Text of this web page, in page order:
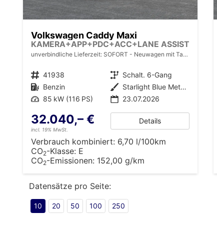
Volkswagen Caddy Maxi
KAMERA+APP+PDC+ACC+LANE ASSIST
unverbindliche Lieferzeit: SOFORT Neuwagen mit Tageszulassung
Fahrzeugnr. 41938 Getriebe Schalt. 6-Gang
Kraftstoff Benzin Außenfarbe
Starlight Blue Metallic
Leistung 85 kW (116 PS) 23.07.2026
32.040,– €
incl. 19% MwSt.
Details
Verbrauch kombiniert: 6,70 l/100km
CO2-Klasse: E
CO2-Emissionen: 152,00 g/km
Datensätze pro Seite:
10 20 50 100 250